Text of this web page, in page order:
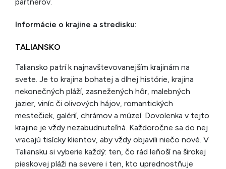
Informácie o krajine a stredisku:
TALIANSKO
Taliansko patrí k najnavštevovanejším krajinám na
svete. Je to krajina bohatej a dlhej histórie, krajina
nekonečných pláží, zasnežených hôr, malebných
jazier, viníc či olivových hájov, romantických
mestečiek, galérií, chrámov a múzeí. Dovolenka v tejto
krajine je vždy nezabudnuteľná. Každoročne sa do nej
vracajú tisícky klientov, aby vždy objavili niečo nové. V
Taliansku si vyberie každý: ten, čo rád leňoší na širokej
pieskovej pláži na severe i ten, kto uprednostňuje